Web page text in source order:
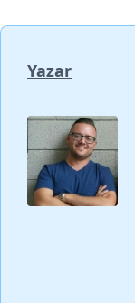
Yazar